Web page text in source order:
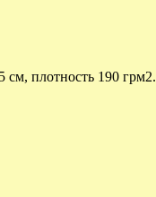
см, плотность 190 грм2.